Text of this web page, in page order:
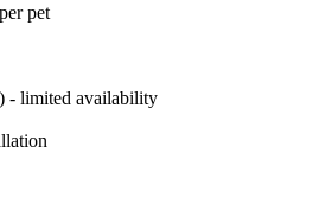
pet
- limited availability